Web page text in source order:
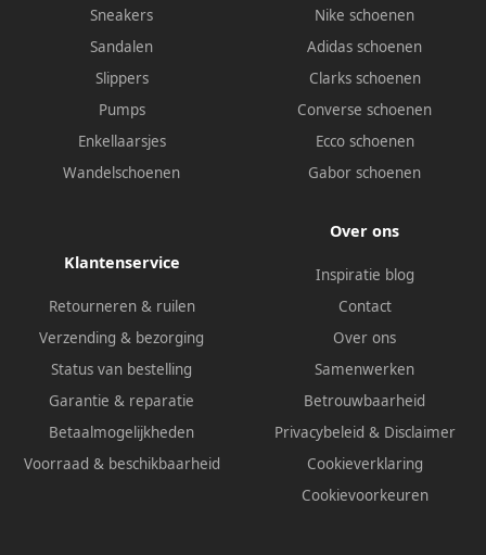
Sneakers
Sandalen
Slippers
Pumps
Enkellaarsjes
Wandelschoenen
Nike schoenen
Adidas schoenen
Clarks schoenen
Converse schoenen
Ecco schoenen
Gabor schoenen
Klantenservice
Retourneren & ruilen
Verzending & bezorging
Status van bestelling
Garantie & reparatie
Betaalmogelijkheden
Voorraad & beschikbaarheid
Over ons
Inspiratie blog
Contact
Over ons
Samenwerken
Betrouwbaarheid
Privacybeleid & Disclaimer
Cookieverklaring
Cookievoorkeuren